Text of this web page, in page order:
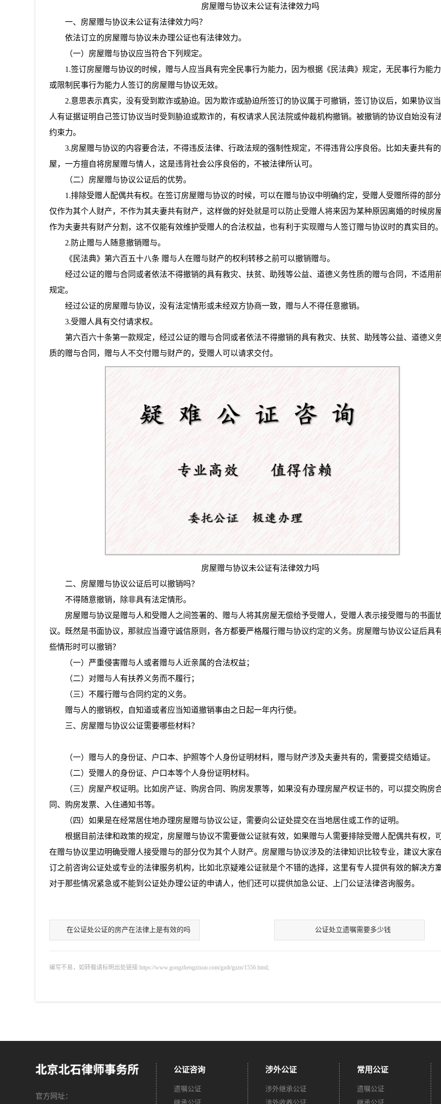
房屋赠与协议未公证有法律效力吗
一、 房屋赠与协议未公证有法律效力吗？
依法订立的房屋赠与协议未办理公证也有法律效力。
（一）房屋赠与协议应当符合下列规定。
1.签订房屋赠与协议的时候，赠与人应当具有完全民事行为能力，因为根据《民法典》规定，无民事行为能
或限制民事行为能力人签订的房屋赠与协议无效。
2.意思表示真实，没有受到欺诈或胁迫。因为欺诈或胁迫所签订的协议属于可撤销，签订协议后，如果协议
人有证据证明自己签订协议当时受到胁迫或欺诈的，有权请求人民法院或仲裁机构撤销。被撤销的协议自始没有
约束力。
3.房屋赠与协议的内容要合法，不得违反法律、行政法规的强制性规定，不得违背公序良俗。比如夫妻共有
屋，一方擅自将房屋赠与情人，这是违背社会公序良俗的，不被法律所认可。
（二）房屋赠与协议公证后的优势。
1.排除受赠人配偶共有权。在签订房屋赠与协议的时候，可以在赠与协议中明确约定，受赠人受赠所得的部分
仅作为其个人财产，不作为其夫妻共有财产，这样做的好处就是可以防止受赠人将来因为某种原因离婚的时候房
作为夫妻共有财产分割，这不仅能有效维护受赠人的合法权益，也有利于实现赠与人签订赠与协议时的真实目的。
2.防止赠与人随意撤销赠与。
《民法典》第六百五十八条 赠与人在赠与财产的权利转移之前可以撤销赠与。
经过公证的赠与合同或者依法不得撤销的具有救灾、扶贫、助残等公益、道德义务性质的赠与合同，不适用
规定。
经过公证的房屋赠与协议，没有法定情形或未经双方协商一致，赠与人不得任意撤销。
3.受赠人具有交付请求权。
第六百六十条第一款规定， 经过公证的赠与合同或者依法不得撤销的具有救灾、扶贫、助残等公益、道德义
质的赠与合同，赠与人不交付赠与财产的，受赠人可以请求交付。
房屋赠与协议未公证有法律效力吗
二、 房屋赠与协议公证后可以撤销吗？
不得随意撤销，除非具有法定情形。
房屋赠与协议是赠与人和受赠人之间签署的、赠与人将其房屋无偿给予受赠人，受赠人表示接受赠与的书面
议。既然是书面协议，那就应当遵守诚信原则，各方都要严格履行赠与协议约定的义务。房屋赠与协议公证后具
些情形时可以撤销？
（一） 严重侵害赠与人或者赠与人近亲属的合法权益；
（二）对赠与人有扶养义务而不履行；
（三）不履行赠与合同约定的义务。
赠与人的撤销权，自知道或者应当知道撤销事由之日起一年内行使。
三、房屋赠与协议公证需要哪些材料？
（一）赠与人的身份证、户口本、护照等个人身份证明材料，赠与财产涉及夫妻共有的，需要提交结婚证。
（二）受赠人的身份证、户口本等个人身份证明材料。
（三）房屋产权证明。比如房产证、购房合同、购房发票等，如果没有办理房屋产权证书的，可以提交购房
同、购房发票、入住通知书等。
（四）如果是在经常居住地办理房屋赠与协议公证，需要向公证处提交在当地居住或工作的证明。
根据目前法律和政策的规定，房屋赠与协议不需要做公证就有效，如果赠与人需要排除受赠人配偶共有权，
在赠与协议里边明确受赠人接受赠与的部分仅为其个人财产。房屋赠与协议涉及的法律知识比较专业，建议大家
订之前咨询公证处或专业的法律服务机构，比如北京疑难公证就是个不错的选择，这里有专人提供有效的解决方案
对于那些情况紧急或不能到公证处办理公证的申请人，他们还可以提供加急公证、上门公证法律咨询服务。
在公证处公证的房产在法律上是有效的吗 公证处立遗嘱需要多少钱
编写不易，如转载请标明出处链接:https://www.gongzhengzixun.com/gzdt/gzzn/1556.html;
官方网址：
公证咨询
遗嘱公证
涉外公证
涉外继承公证
常用公证
遗嘱公证